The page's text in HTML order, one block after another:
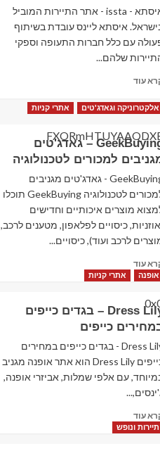
איסתא - issta - אתר התיירות המוביל
איסתא ליינס עובדת בשיתוף
עם כלל חברות התעופה וספקי
שלהם...
עודRead
about
–
issta
–
התיירות
המוביל
בישראל
אלקטרוניקה וגאדג'טים אתרי קניות
GeekBuying – גאדג'טים
למכורים לטכנולוגיה
GeekBuying - גאדג'טים מגניבים
למכורים לטכנולוגיה GeekBuying תוכלו
מוצרים איכותיים וחדישים
כיסויים לפלאפון, מטענים לרכב,
לרכב ועוד), כיסויים...
עודRead
more
–
גאדג'טים
מגניבים
לטכנולוגיה
אופנה אתרי קניות
Dress Lily – בגדים כייפים
כייפים
Dress Lily - בגדים כייפים במחירים
כייפים Dress Lily הוא אתר אופנה מגניב
עם אלפי שמלות, אביזרי אופנה,
עודRead
more
תיירות ונופש